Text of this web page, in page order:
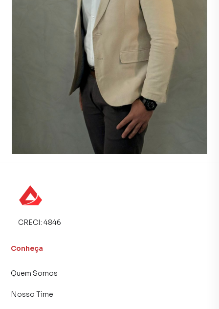
CRECI: 4846
Conheça
Quem Somos
Nosso Time